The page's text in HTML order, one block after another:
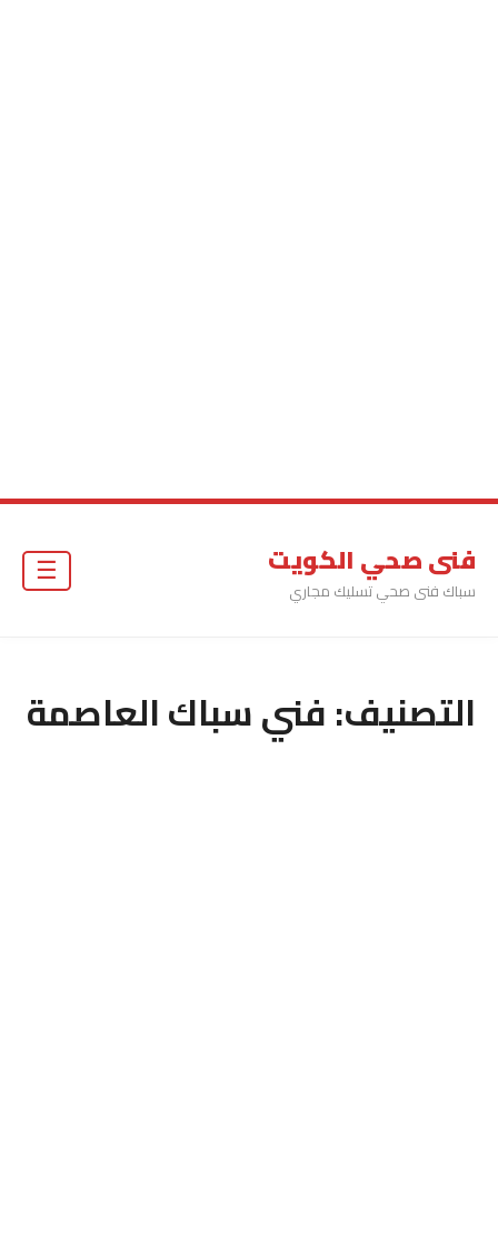
فنى صحي الكويت
سباك فنى صحي تسليك مجاري
التصنيف:فني سباك العاصمة